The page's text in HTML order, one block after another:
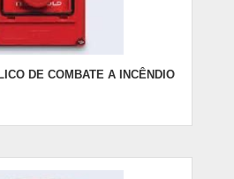
DE COMBATE A INCÊNDIO